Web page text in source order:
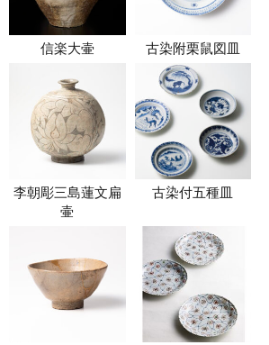
信楽大壷 古染附栗鼠図皿
李朝彫三島蓮文扁
壷
古染付五種皿